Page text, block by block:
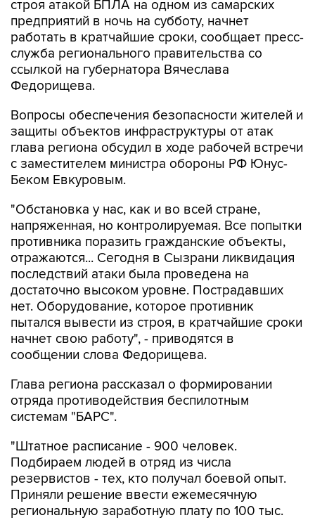
строя атакой БПЛА на одном из самарских
предприятий в ночь на субботу, начнет
работать в кратчайшие сроки, сообщает пресс-
служба регионального правительства со
ссылкой на губернатора Вячеслава
Федорищева.
Вопросы обеспечения безопасности жителей и
защиты объектов инфраструктуры от атак
глава региона обсудил в ходе рабочей встречи
с заместителем министра обороны РФ Юнус-
Беком Евкуровым.
"Обстановка у нас, как и во всей стране,
напряженная, но контролируемая. Все попытки
противника поразить гражданские объекты,
отражаются... Сегодня в Сызрани ликвидация
последствий атаки была проведена на
достаточно высоком уровне. Пострадавших
нет. Оборудование, которое противник
пытался вывести из строя, в кратчайшие сроки
начнет свою работу", - приводятся в
сообщении слова Федорищева.
Глава региона рассказал о формировании
отряда противодействия беспилотным
системам "БАРС".
"Штатное расписание - 900 человек.
Подбираем людей в отряд из числа
резервистов - тех, кто получал боевой опыт.
Приняли решение ввести ежемесячную
региональную заработную плату по 100 тыс.